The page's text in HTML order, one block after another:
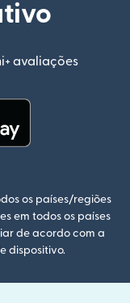
avaliações
(abre
os países/regiões
em todos os países
de acordo com a
dispositivo.